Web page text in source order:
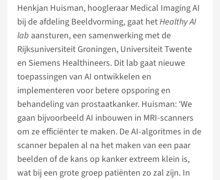
Henkjan Huisman, hoogleraar Medical Imaging AI
bij de afdeling Beeldvorming, gaat hetHealthy AI
lab aansturen, een samenwerking met de
Rijksuniversiteit Groningen, Universiteit Twente
en Siemens Healthineers. Dit lab gaat nieuwe
toepassingen van AI ontwikkelen en
implementeren voor betere opsporing en
behandeling van prostaatkanker. Huisman: ‘We
gaan bijvoorbeeld AI inbouwen in MRI-scanners
om ze efficiënter te maken. De AI-algoritmes in de
scanner bepalen al na het maken van een paar
beelden of de kans op kanker extreem klein is,
wat bij een grote groep patiënten zo zal zijn. In